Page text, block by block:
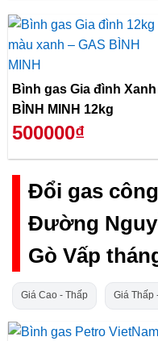
Bình gas Gia đình Xanh
BÌNH MINH 12kg
500000₫
Đổi gas
Đường
Gò Vấp
Giá Cao - Thấp Giá Thấp